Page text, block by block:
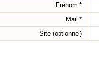
Prénom *
Mail *
Site (optionnel)